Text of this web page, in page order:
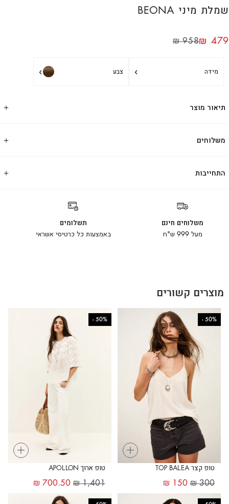
שמלת מיני BEONA
₪958₪ 479
מידה › צבע ›
תיאור מוצר
משלוחים
התחייבות
משלוחים חינם
מעל 999 ש"ח
תשלומים
באמצעות כל כרטיסי אשראי
מוצרים קשורים
+
50%
-
טופ קצר TOP BALEA
₪300
₪ 150
+
50%
-
טופ ארוך APOLLON
₪1,401
₪ 700.50